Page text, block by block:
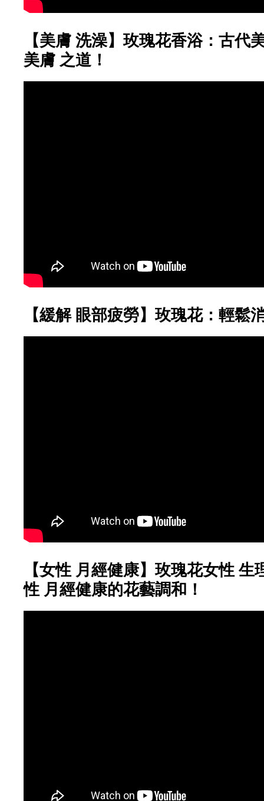
【美膚 洗澡】玫瑰花香浴：古代
美膚 之道！
【緩解 眼部疲勞】玫瑰花：輕鬆
【女性 月經健康】玫瑰花女性
性 月經健康的花藝調和！